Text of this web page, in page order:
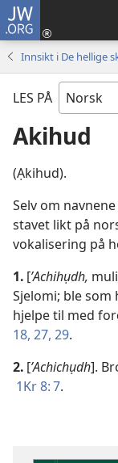
JW.ORG
Innsikt i De hellige
LES PÅ
Akihud
(Ạkihud).
Selv om
stavet likt på
vokalisering på
1. [ʼAchihụdh,
Sjelomi; ble
hjelpe til med
18, 27, 29.
2. [ʼAchichụdh].
1Kr 8: 7.